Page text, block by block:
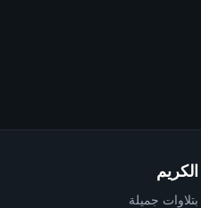
جميلة